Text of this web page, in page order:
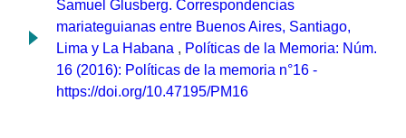
Samuel Glusberg. Correspondencias
mariateguianas entre Buenos Aires, Santiago,
Lima y La Habana , Políticas de la Memoria: Núm.
16 (2016): Políticas de la memoria n°16 -
https://doi.org/10.47195/PM16